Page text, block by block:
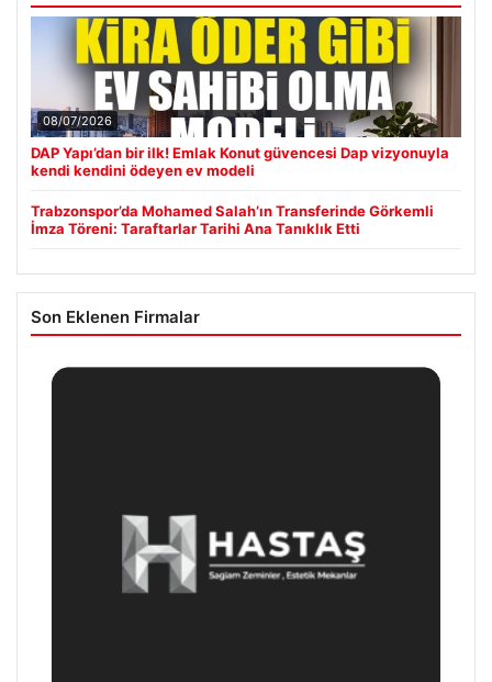
08/07/2026
DAP Yapı’dan bir ilk! Emlak Konut güvencesi Dap vizyonuyla
kendi kendini ödeyen ev modeli
Trabzonspor’da Mohamed Salah’ın Transferinde Görkemli
İmza Töreni: Taraftarlar Tarihi Ana Tanıklık Etti
Son Eklenen Firmalar